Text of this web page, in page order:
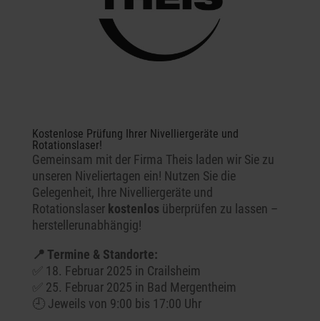
Kostenlose Prüfung Ihrer Nivelliergeräte und
Rotationslaser!
Gemeinsam mit der Firma Theis laden wir Sie zu
unseren Niveliertagen ein! Nutzen Sie die
Gelegenheit, Ihre Nivelliergeräte und
Rotationslaser kostenlos überprüfen zu lassen –
herstellerunabhängig!
📍 Termine & Standorte:
✅ 18. Februar 2025 in Crailsheim
✅ 25. Februar 2025 in Bad Mergentheim
🕘 Jeweils von 9:00 bis 17:00 Uhr